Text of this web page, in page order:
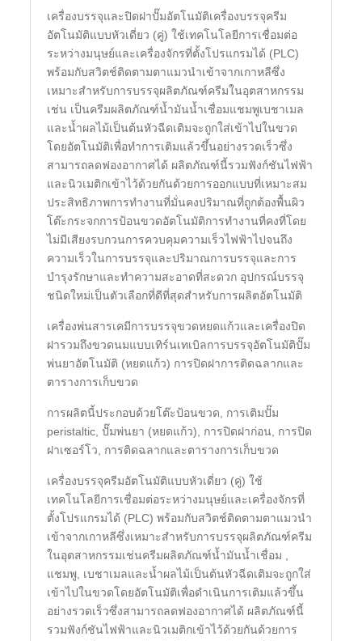
เครื่องบรรจุและปิดฝาปั๊มอัตโนมัติเครื่องบรรจุครีม
อัตโนมัติแบบหัวเดี่ยว (คู่) ใช้เทคโนโลยีการเชื่อมต่อ
ระหว่างมนุษย์และเครื่องจักรที่ตั้งโปรแกรมได้ (PLC)
พร้อมกับสวิตช์ติดตามตาแมวนำเข้าจากเกาหลีซึ่ง
เหมาะสำหรับการบรรจุผลิตภัณฑ์ครีมในอุตสาหกรรม
เช่น เป็นครีมผลิตภัณฑ์น้ำมันน้ำเชื่อมแชมพูเบชาเมล
และน้ำผลไม้เป็นต้นหัวฉีดเติมจะถูกใส่เข้าไปในขวด
โดยอัตโนมัติเพื่อทำการเติมแล้วขึ้นอย่างรวดเร็วซึ่ง
สามารถลดฟองอากาศได้ ผลิตภัณฑ์นี้รวมฟังก์ชันไฟฟ้า
และนิวเมติกเข้าไว้ด้วยกันด้วยการออกแบบที่เหมาะสม
ประสิทธิภาพการทำงานที่มั่นคงปริมาณที่ถูกต้องพื้นผิว
โต๊ะกระจกการป้อนขวดอัตโนมัติการทำงานที่คงที่โดย
ไม่มีเสียงรบกวนการควบคุมความเร็วไฟฟ้าไปจนถึง
ความเร็วในการบรรจุและปริมาณการบรรจุและการ
บำรุงรักษาและทำความสะอาดที่สะดวก อุปกรณ์บรรจุ
ชนิดใหม่เป็นตัวเลือกที่ดีที่สุดสำหรับการผลิตอัตโนมัติ
เครื่องพ่นสารเคมีการบรรจุขวดหยดแก้วและเครื่องปิด
ฝารวมถึงขวดนมแบบเทิร์นเทเบิลการบรรจุอัตโนมัติปั๊ม
พ่นยาอัตโนมัติ (หยดแก้ว) การปิดฝาการติดฉลากและ
ตารางการเก็บขวด
การผลิตนี้ประกอบด้วยโต๊ะป้อนขวด, การเติมปั๊ม
peristaltic, ปั๊มพ่นยา (หยดแก้ว), การปิดฝาก่อน, การปิด
ฝาเซอร์โว, การติดฉลากและตารางการเก็บขวด
เครื่องบรรจุครีมอัตโนมัติแบบหัวเดี่ยว (คู่) ใช้
เทคโนโลยีการเชื่อมต่อระหว่างมนุษย์และเครื่องจักรที่
ตั้งโปรแกรมได้ (PLC) พร้อมกับสวิตช์ติดตามตาแมวนำ
เข้าจากเกาหลีซึ่งเหมาะสำหรับการบรรจุผลิตภัณฑ์ครีม
ในอุตสาหกรรมเช่นครีมผลิตภัณฑ์น้ำมันน้ำเชื่อม ,
แชมพู, เบชาเมลและน้ำผลไม้เป็นต้นหัวฉีดเติมจะถูกใส่
เข้าไปในขวดโดยอัตโนมัติเพื่อดำเนินการเติมแล้วขึ้น
อย่างรวดเร็วซึ่งสามารถลดฟองอากาศได้ ผลิตภัณฑ์นี้
รวมฟังก์ชันไฟฟ้าและนิวเมติกเข้าไว้ด้วยกันด้วยการ